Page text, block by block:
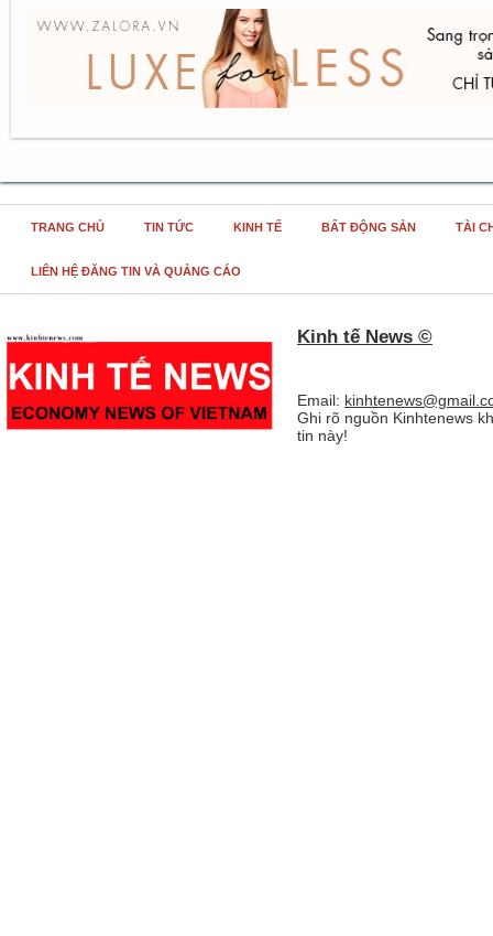
TRANG CHỦ TIN TỨC KINH TẾ BẤT ĐỘNG SẢN TÀI
LIÊN HỆ ĐĂNG TIN VÀ QUẢNG CÁO
Kinh tế News ©
Email:
Ghi rõ nguồn Kinhtenews
tin này!